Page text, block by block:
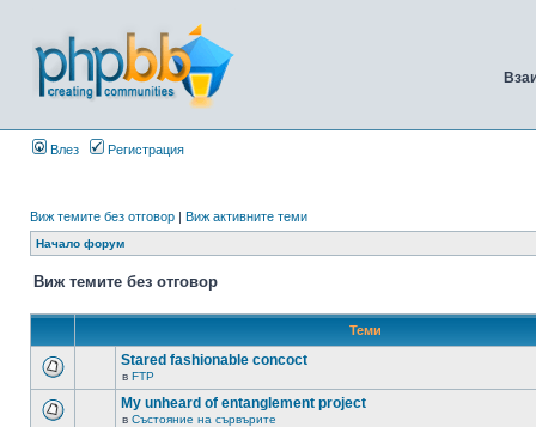
Влез Регистрация
Виж темите без отговор | Виж активните теми
Начало форум
Виж темите без отговор
Теми
Stared fashionable concoct
в FTP
My unheard of entanglement project
в Състояние на сървърите